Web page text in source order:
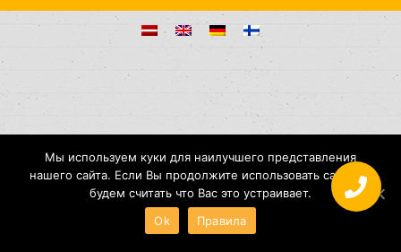
Мы используем куки для наилучшего представления
нашего сайта. Если Вы продолжите использовать сайт, мы
будем считать что Вас это устраивает.
Ok
Правила